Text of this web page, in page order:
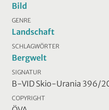
Bild
GENRE
Landschaft
SCHLAGWÖRTER
Bergwelt
SIGNATUR
B-VID Skio-Urania 396/
COPYRIGHT